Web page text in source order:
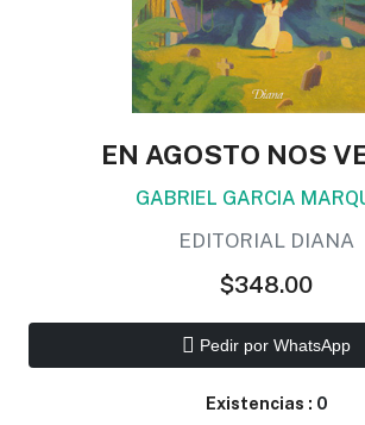
EN AGOSTO NOS
GABRIEL GARCIA
EDITORIAL DIANA
$348.00
Pedir por WhatsApp
Existencias : 0